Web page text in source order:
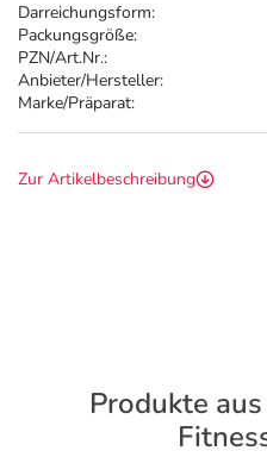
Darreichungsform:
Packungsgröße:
PZN/Art.Nr.:
Anbieter/Hersteller:
Marke/Präparat:
Zur Artikelbeschreibung
Produkte